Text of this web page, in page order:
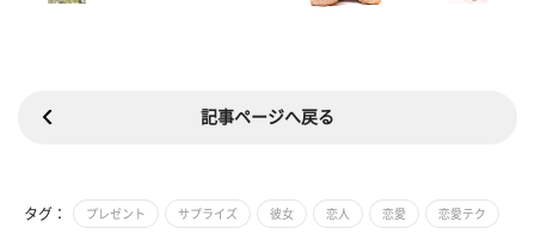
記事ページへ戻る
タグ： プレゼント サプライズ 彼女 恋人 恋愛 恋愛テク